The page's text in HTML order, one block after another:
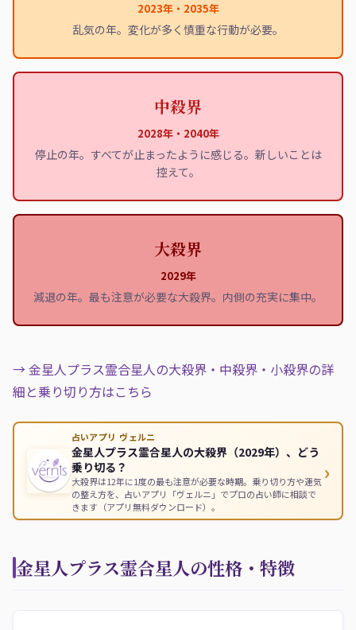
2023年・2035年
乱気の年。変化が多く慎重な行動が必要。
中殺界
2028年・2040年
停止の年。すべてが止まったように感じる。新しいことは
控えて。
大殺界
2029年
減退の年。最も注意が必要な大殺界。内側の充実に集中。
→ 金星人プラス霊合星人の大殺界・中殺界・小殺界の詳
細と乗り切り方はこちら
占いアプリ ヴェルニ
金星人プラス霊合星人の大殺界（2029年）、どう
乗り切る？
大殺界は12年に1度の最も注意が必要な時期。乗り切り方や運気
の整え方を、占いアプリ「ヴェルニ」でプロの占い師に相談で
きます（アプリ無料ダウンロード）。
›
金星人プラス霊合星人の性格・特徴